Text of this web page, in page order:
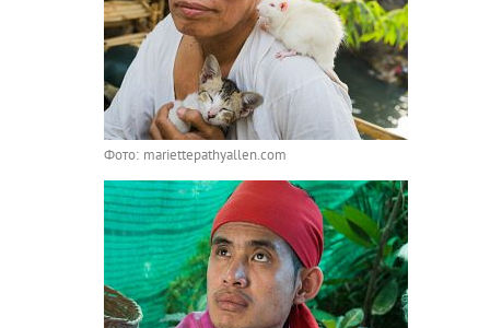
Фото: mariettepathyallen.com